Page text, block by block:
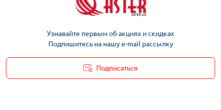
Узнавайте первым об акциях и скидках
Подпишитесь на нашу e-mail рассылку
Подписаться